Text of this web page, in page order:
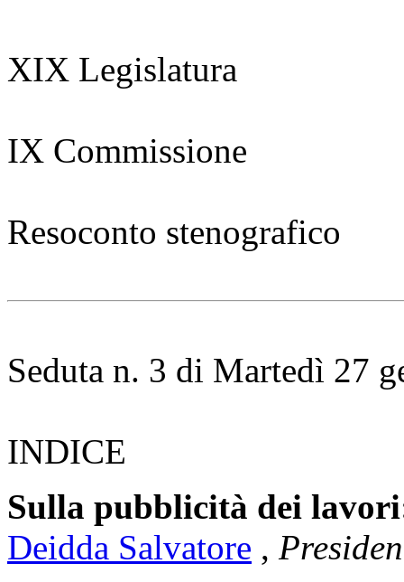
XIX Legislatura
IX Commissione
Resoconto stenografico
Seduta n. 3 di Martedì 27
INDICE
Sulla pubblicità dei
Deidda Salvatore ,